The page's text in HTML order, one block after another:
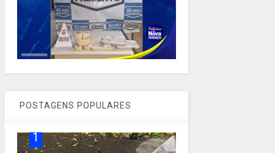
POSTAGENS POPULARES
1